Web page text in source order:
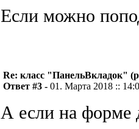
Если можно
Re: класс "ПанельВкладок"
Ответ #3 - 01. Марта 2018 ::
А если на форме